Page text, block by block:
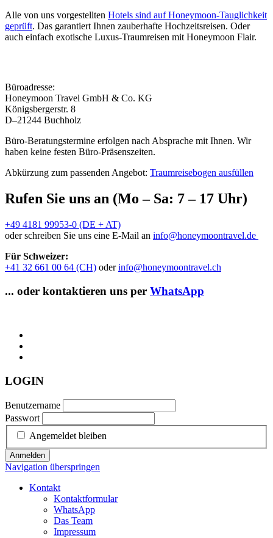
Alle von uns vorgestellten Hotels sind auf Honeymoon-Tauglichkeit
geprüft. Das garantiert Ihnen zauberhafte Hochzeitsreisen. Oder
auch einfach exotische Luxus-Traumreisen mit Honeymoon Flair.
Büroadresse:
Honeymoon Travel GmbH & Co. KG
Königsbergerstr. 8
D–21244 Buchholz
Büro-Beratungstermine erfolgen nach Absprache mit Ihnen. Wir
haben keine festen Büro-Präsenszeiten.
Abkürzung zum passenden Angebot: Traumreisebogen ausfüllen
Rufen Sie uns an (Mo – Sa: 7 – 17 Uhr)
+49 4181 99953-0 (DE + AT)
oder schreiben Sie uns eine E-Mail an info@honeymoontravel.de
Für Schweizer:
+41 32 661 00 64 (CH) oderinfo@honeymoontravel.ch
... oder kontaktieren uns per WhatsApp
LOGIN
Benutzername
Passwort
Angemeldet bleiben
Anmelden
Navigation überspringen
Kontakt
Kontaktformular
WhatsApp
Das Team
Impressum